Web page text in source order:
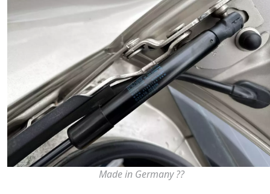
Made in Germany ??